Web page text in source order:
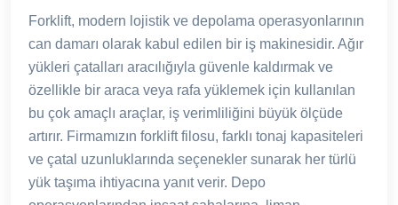
Forklift, modern lojistik ve depolama operasyonlarının
can damarı olarak kabul edilen bir iş makinesidir. Ağır
yükleri çatalları aracılığıyla güvenle kaldırmak ve
özellikle bir araca veya rafa yüklemek için kullanılan
bu çok amaçlı araçlar, iş verimliliğini büyük ölçüde
artırır. Firmamızın forklift filosu, farklı tonaj kapasiteleri
ve çatal uzunluklarında seçenekler sunarak her türlü
yük taşıma ihtiyacına yanıt verir. Depo